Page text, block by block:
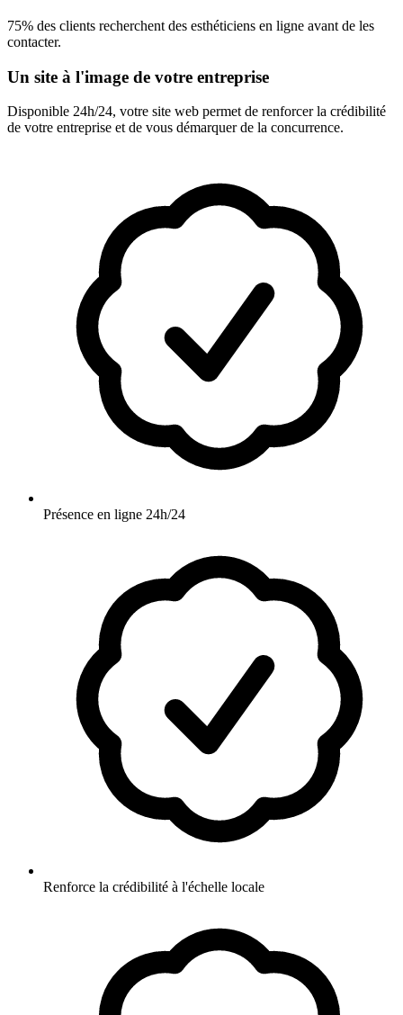
75% des clients recherchent des esthéticiens en ligne avant de les
contacter.
Un site à l'image de votre entreprise
Disponible 24h/24, votre site web permet de renforcer la crédibilité
de votre entreprise et de vous démarquer de la concurrence.
Présence en ligne 24h/24
Renforce la crédibilité à l'échelle locale